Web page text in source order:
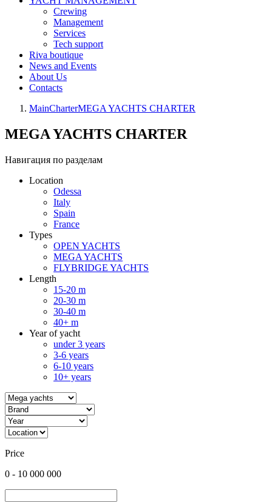
Crewing
Management
Services
Tech support
Riva boutique
News and Events
About Us
Contacts
MainCharterMEGA YACHTS CHARTER
MEGA YACHTS CHARTER
Навигация по разделам
Location
Odessa
Italy
Spain
France
Types
OPEN YACHTS
MEGA YACHTS
FLYBRIDGE YACHTS
Length
15-20 m
20-30 m
30-40 m
40+ m
Year of yacht
under 3 years
3-6 years
6-10 years
10+ years
Price
0 - 10 000 000